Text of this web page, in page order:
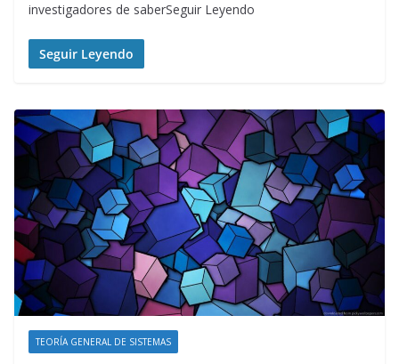
investigadores de saberSeguir Leyendo
Seguir Leyendo
TEORÍA GENERAL DE SISTEMAS